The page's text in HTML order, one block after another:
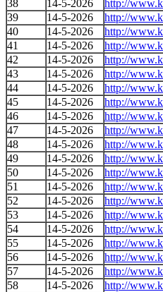
38
14-5-2026 http://
39
14-5-2026 http://
40
14-5-2026 http://
41
14-5-2026 http://
42
14-5-2026 http://
43
14-5-2026 http://
44
14-5-2026 http://
45
14-5-2026 http://
46
14-5-2026 http://
47
14-5-2026 http://
48
14-5-2026 http://
49
14-5-2026 http://
50
14-5-2026 http://
51
14-5-2026 http://
52
14-5-2026 http://
53
14-5-2026 http://
54
14-5-2026 http://
55
14-5-2026 http://
56
14-5-2026 http://
57
14-5-2026 http://
58
14-5-2026 http://